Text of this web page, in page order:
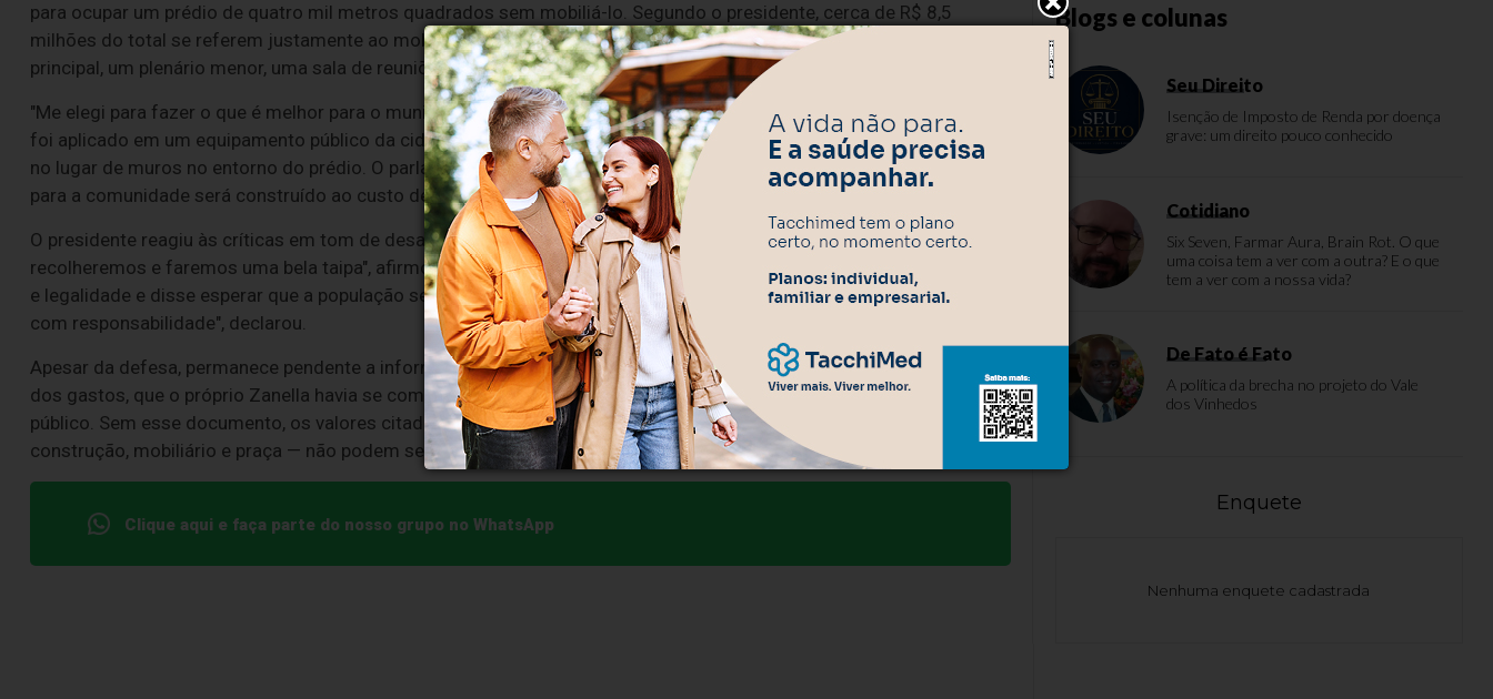
para ocupar um prédio de quatro mil metros quadrados sem mobiliá-lo. Segundo o presidente, cerca de R$ 8,5
milhões do total se referem justamente ao mobiliário e equipamentos para a nova sede, que terá um plenário
principal, um plenário menor, uma sala de reuniões e uma sala de gestão de crise.
"Me elegi para fazer o que é melhor para o município e não para agradar pessoas", disse. Ele defendeu que o dinheiro
foi aplicado em um equipamento público da cidade e citou, entre os gastos, destinados à construção de uma praça
no lugar de muros no entorno do prédio. O parlamentar só esqueceu de informar em seu discurso que esse espaço
para a comunidade será construído ao custo de R$ 3,6 milhões.
O presidente reagiu às críticas em tom de desabafo. "Só leva pedra quem tem vidraça. Enquanto atirarem pedras, nós
recolheremos e faremos uma bela taipa", afirmou. Zanella sustentou que a obra seguiu um processo de transparência
e legalidade e disse esperar que a população se orgulhe da nova sede. "Cada centavo de recurso investido foi feito
com responsabilidade", declarou.
Apesar da defesa, permanece pendente a informação mais aguardada sobre a obra: o dossiê com o detalhamento
dos gastos, que o próprio Zanella havia se comprometido a divulgar no início de 2026 e que até agora não veio a
público. Sem esse documento, os valores citados pelo presidente — os R$ 27,5 milhões no total e a divisão entre
construção, mobiliário e praça — não podem ser conferidos de forma independente.
Clique aqui e faça parte do nosso grupo no WhatsApp
Blogs e colunas
Seu Direito
Isenção de Imposto de Renda por doença
grave: um direito pouco conhecido
Cotidiano
Six Seven, Farmar Aura, Brain Rot. O que
uma coisa tem a ver com a outra? E o que
tem a ver com a nossa vida?
De Fato é Fato
A política da brecha no projeto do Vale
dos Vinhedos
Enquete
Nenhuma enquete cadastrada